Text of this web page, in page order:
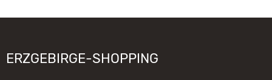
ERZGEBIRGE-SHOPPING